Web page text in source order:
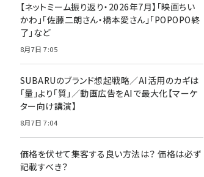
【ネットミーム振り返り・2026年7月】「映画ちい
かわ」「佐藤二朗さん・橋本愛さん」「POPOPO終
了」など
8月7日 7:05
SUBARUのブランド想起戦略／AI活用のカギは
「量」より「質」／動画広告をAIで最大化【マーケ
ター向け講演】
8月7日 7:04
価格を伏せて集客する良い方法は？ 価格は必ず
記載すべき？